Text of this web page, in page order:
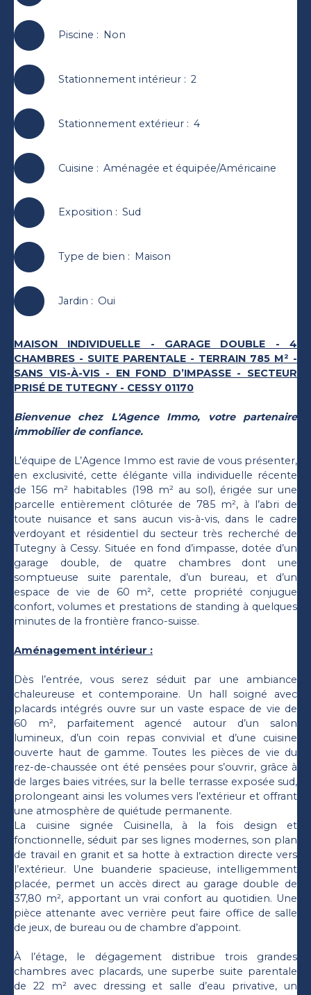
Piscine : Non
Stationnement intérieur: 2
Stationnement extérieur: 4
Cuisine : Aménagée et équipée/Américaine
Exposition : Sud
Type de bien : Maison
Jardin : Oui
MAISON INDIVIDUELLE - GARAGE DOUBLE - 4
CHAMBRES - SUITE PARENTALE - TERRAIN 785 M² -
SANS VIS-À-VIS - EN FOND D’IMPASSE - SECTEUR
PRISÉ DE TUTEGNY - CESSY 01170
Bienvenue chez L'Agence Immo, votre partenaire
immobilier de confiance.
L’équipe de L’Agence Immo est ravie de vous présenter,
en exclusivité, cette élégante villa individuelle récente
de 156 m² habitables (198 m² au sol), érigée sur une
parcelle entièrement clôturée de 785 m², à l’abri de
toute nuisance et sans aucun vis-à-vis, dans le cadre
verdoyant et résidentiel du secteur très recherché de
Tutegny à Cessy. Située en fond d’impasse, dotée d’un
garage double, de quatre chambres dont une
somptueuse suite parentale, d’un bureau, et d’un
espace de vie de 60 m², cette propriété conjugue
confort, volumes et prestations de standing à quelques
minutes de la frontière franco-suisse.
Aménagement intérieur :
Dès l’entrée, vous serez séduit par une ambiance
chaleureuse et contemporaine. Un hall soigné avec
placards intégrés ouvre sur un vaste espace de vie de
60 m², parfaitement agencé autour d’un salon
lumineux, d’un coin repas convivial et d’une cuisine
ouverte haut de gamme. Toutes les pièces de vie du
rez-de-chaussée ont été pensées pour s’ouvrir, grâce à
de larges baies vitrées, sur la belle terrasse exposée sud,
prolongeant ainsi les volumes vers l’extérieur et offrant
une atmosphère de quiétude permanente.
La cuisine signée Cuisinella, à la fois design et
fonctionnelle, séduit par ses lignes modernes, son plan
de travail en granit et sa hotte à extraction directe vers
l’extérieur. Une buanderie spacieuse, intelligemment
placée, permet un accès direct au garage double de
37,80 m², apportant un vrai confort au quotidien. Une
pièce attenante avec verrière peut faire office de salle
de jeux, de bureau ou de chambre d’appoint.
À l’étage, le dégagement distribue trois grandes
chambres avec placards, une superbe suite parentale
de 22 m² avec dressing et salle d’eau privative, un